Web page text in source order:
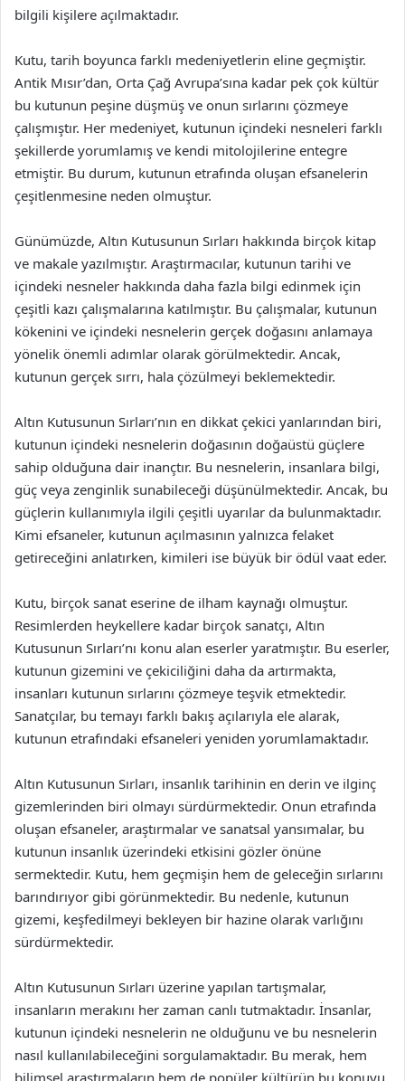
bilgili kişilere açılmaktadır.
Kutu, tarih boyunca farklı medeniyetlerin eline geçmiştir.
Antik Mısır’dan, Orta Çağ Avrupa’sına kadar pek çok kültür
bu kutunun peşine düşmüş ve onun sırlarını çözmeye
çalışmıştır. Her medeniyet, kutunun içindeki nesneleri farklı
şekillerde yorumlamış ve kendi mitolojilerine entegre
etmiştir. Bu durum, kutunun etrafında oluşan efsanelerin
çeşitlenmesine neden olmuştur.
Günümüzde, Altın Kutusunun Sırları hakkında birçok kitap
ve makale yazılmıştır. Araştırmacılar, kutunun tarihi ve
içindeki nesneler hakkında daha fazla bilgi edinmek için
çeşitli kazı çalışmalarına katılmıştır. Bu çalışmalar, kutunun
kökenini ve içindeki nesnelerin gerçek doğasını anlamaya
yönelik önemli adımlar olarak görülmektedir. Ancak,
kutunun gerçek sırrı, hala çözülmeyi beklemektedir.
Altın Kutusunun Sırları’nın en dikkat çekici yanlarından biri,
kutunun içindeki nesnelerin doğasının doğaüstü güçlere
sahip olduğuna dair inançtır. Bu nesnelerin, insanlara bilgi,
güç veya zenginlik sunabileceği düşünülmektedir. Ancak, bu
güçlerin kullanımıyla ilgili çeşitli uyarılar da bulunmaktadır.
Kimi efsaneler, kutunun açılmasının yalnızca felaket
getireceğini anlatırken, kimileri ise büyük bir ödül vaat eder.
Kutu, birçok sanat eserine de ilham kaynağı olmuştur.
Resimlerden heykellere kadar birçok sanatçı, Altın
Kutusunun Sırları’nı konu alan eserler yaratmıştır. Bu eserler,
kutunun gizemini ve çekiciliğini daha da artırmakta,
insanları kutunun sırlarını çözmeye teşvik etmektedir.
Sanatçılar, bu temayı farklı bakış açılarıyla ele alarak,
kutunun etrafındaki efsaneleri yeniden yorumlamaktadır.
Altın Kutusunun Sırları, insanlık tarihinin en derin ve ilginç
gizemlerinden biri olmayı sürdürmektedir. Onun etrafında
oluşan efsaneler, araştırmalar ve sanatsal yansımalar, bu
kutunun insanlık üzerindeki etkisini gözler önüne
sermektedir. Kutu, hem geçmişin hem de geleceğin sırlarını
barındırıyor gibi görünmektedir. Bu nedenle, kutunun
gizemi, keşfedilmeyi bekleyen bir hazine olarak varlığını
sürdürmektedir.
Altın Kutusunun Sırları üzerine yapılan tartışmalar,
insanların merakını her zaman canlı tutmaktadır. İnsanlar,
kutunun içindeki nesnelerin ne olduğunu ve bu nesnelerin
nasıl kullanılabileceğini sorgulamaktadır. Bu merak, hem
bilimsel araştırmaların hem de popüler kültürün bu konuyu